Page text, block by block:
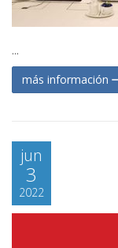
...
más información
jun
3
2022